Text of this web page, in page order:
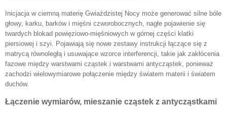
Inicjacja w ciemną materię Gwiaździstej Nocy może generować silne bóle
głowy, karku, barków i mięśni czworobocznych, nagłe pojawienie się
twardych blokad powięziowo-mięśniowych w górnej części klatki
piersiowej i szyi. Pojawiają się nowe zestawy instrukcji łączące się z
matrycą równoległą i usuwające wzorce interferencji, takie jak zakłócenia
fazowe między warstwami cząstek i warstwami antycząstek, ponieważ
zachodzi wielowymiarowe połączenie między światem materii i światem
duchów.
Łączenie wymiarów, mieszanie cząstek z antycząstkami